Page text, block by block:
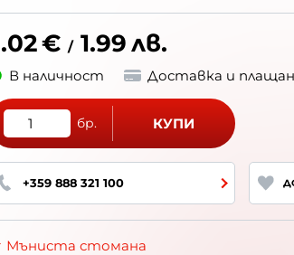
€ / 1.99лв.
В наличност Доставка и
бр. КУПИ
+359 888 321 100
Мъниста стомана